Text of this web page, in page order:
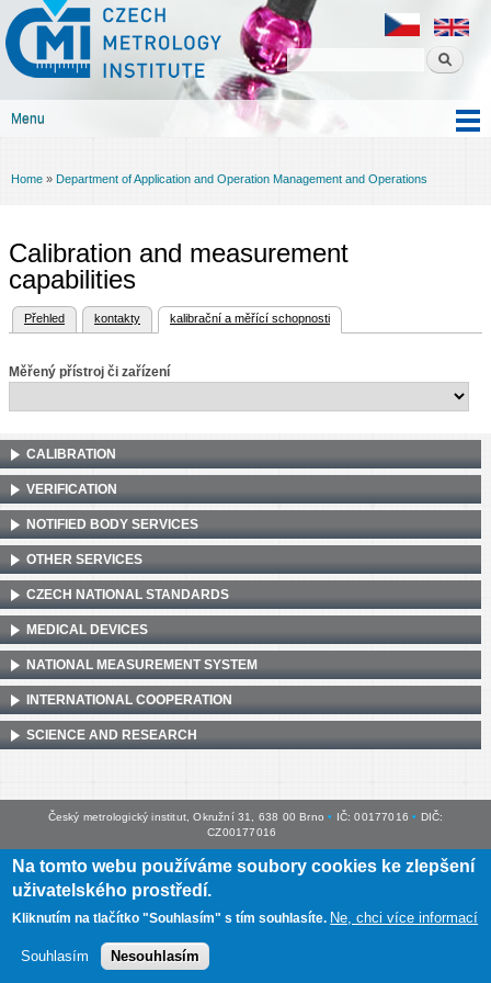
content
Czech
metrology
institute
Menu
You are here
Home » Department of Application and Operation Management and Operations
Calibration and measurement
capabilities
Primary tabs
Přehled kontakty kalibrační a měřící schopnosti
(active tab)
Měřený přístroj či zařízení
CALIBRATION
VERIFICATION
NOTIFIED BODY SERVICES
OTHER SERVICES
CZECH NATIONAL STANDARDS
MEDICAL DEVICES
NATIONAL MEASUREMENT SYSTEM
INTERNATIONAL COOPERATION
SCIENCE AND RESEARCH
Český metrologický institut, Okružní 31, 638 00 Brno • IČ: 00177016 • DIČ:
CZ00177016
Mapa webu• Prohlášení o přístupnosti
Na tomto webu používáme soubory cookies ke zlepšení
uživatelského prostředí.
Kliknutím na tlačítko "Souhlasím" s tím souhlasíte. Ne, chci více informací
Souhlasím Nesouhlasím